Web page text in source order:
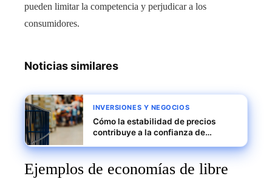
pueden limitar la competencia y perjudicar a los
consumidores.
Noticias similares
INVERSIONES Y NEGOCIOS
Cómo la estabilidad de precios
contribuye a la confianza de
Ejemplos de economías de libre